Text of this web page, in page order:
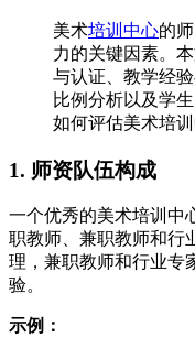
美术培训中心的
力的关键因素。
与认证、教学经
比例分析以及学
如何评估美术培
1. 师资队伍构成
一个优秀的美术培训中
职教师、兼职教师和行
理，兼职教师和行业专
验。
示例：